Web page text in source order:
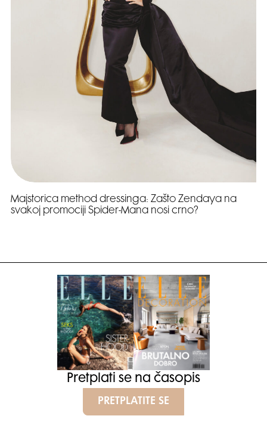
Majstorica method dressinga: Zašto Zendaya na
svakoj promociji Spider-Mana nosi crno?
Pretplati se na časopis
PRETPLATITE SE